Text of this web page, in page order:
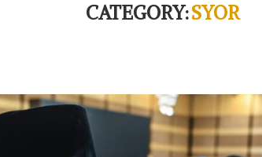
CATEGORY:SYOR